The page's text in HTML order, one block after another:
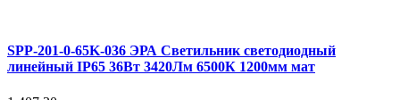
SPP-201-0-65K-036 ЭРА Светильник светодиодный
линейный IP65 36Вт 3420Лм 6500К 1200мм мат